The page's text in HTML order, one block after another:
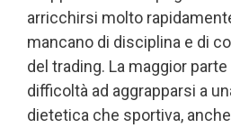
arricchirsi molto
mancano di disciplina e di
del trading. La maggior
difficoltà ad aggrapparsi a
dietetica che sportiva,